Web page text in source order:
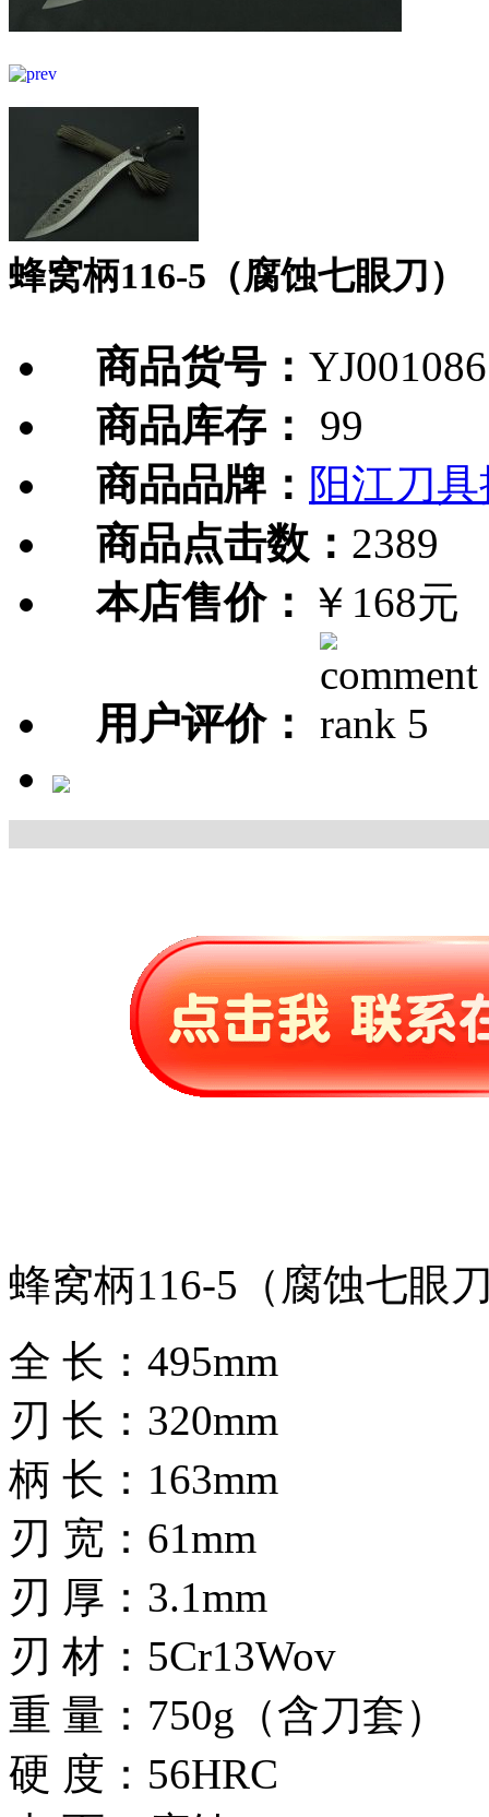
蜂窝柄116-5（腐蚀七眼刀）
商品货号： YJ001086
商品库存：
99
商品品牌： 阳江刀
商品点击数： 2389
本店售价： ￥168元
用户评价：
蜂窝柄116-5（腐蚀七眼
全 长：495mm
刃 长：320mm
柄 长：163mm
刃 宽：61mm
刃 厚：3.1mm
刃 材：5Cr13Wov
重 量：750g（含刀套）
硬 度：56HRC